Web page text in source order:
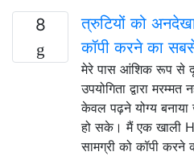
8
त्रुटियों को
कॉपी करने का
मेरे पास आंशिक रूप से
उपयोगिता द्वारा
केवल पढ़ने योग्य
हो सके। मैं एक खाली
सामग्री को कॉपी